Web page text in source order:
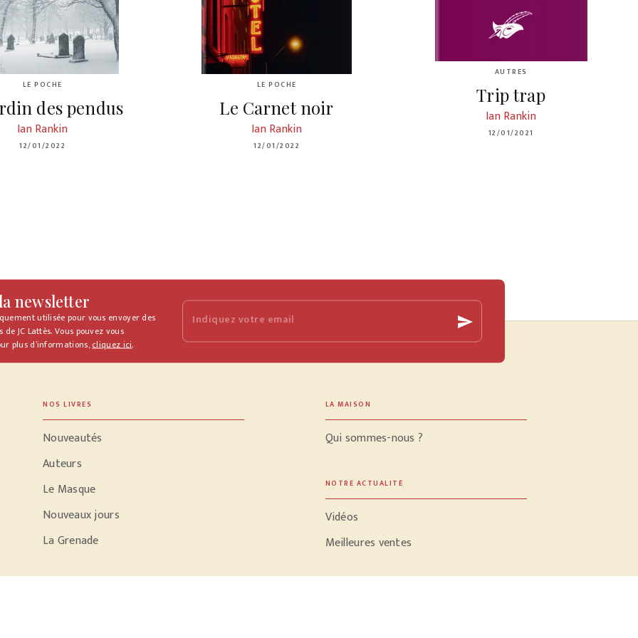
LE POCHE
des pendus
Ian Rankin
12/01/2022
LE POCHE
Le Carnet noir
Ian Rankin
12/01/2022
AUTRES
Trip trap
Ian Rankin
12/01/2021
newsletter
utilisée pour vous envoyer des
JC Lattès. Vous pouvez vous
plus d’informations,cliquez ici.
Indiquez votre email send
NOS LIVRES
Nouveautés
Auteurs
Le Masque
Nouveaux jours
La Grenade
LA MAISON
Qui sommes-nous ?
NOTRE ACTUALITÉ
Vidéos
Meilleures ventes